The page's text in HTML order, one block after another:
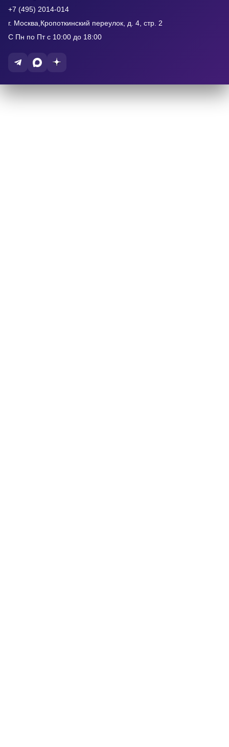
+7 (495) 2014-014
г. Москва,Кропоткинский переулок, д. 4, стр. 2
С Пн по Пт с 10:00 до 18:00